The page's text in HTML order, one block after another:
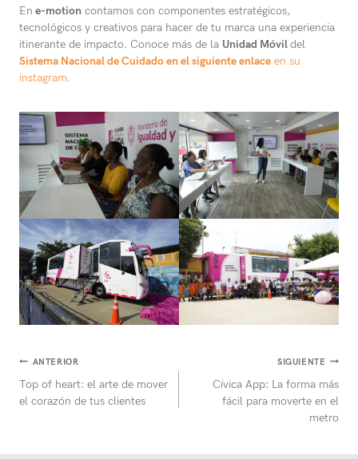
En e-motion contamos con componentes estratégicos,
tecnológicos y creativos para hacer de tu marca una experiencia
itinerante de impacto. Conoce más de la Unidad Móvildel
Sistema Nacional de Cuidado en el siguiente enlace en su
instagram.
Navegación
de
ANTERIOR
Top of heart: el arte de mover
el corazón de tus clientes
SIGUIENTE
Cívica App: La forma más
fácil para moverte en el
metro